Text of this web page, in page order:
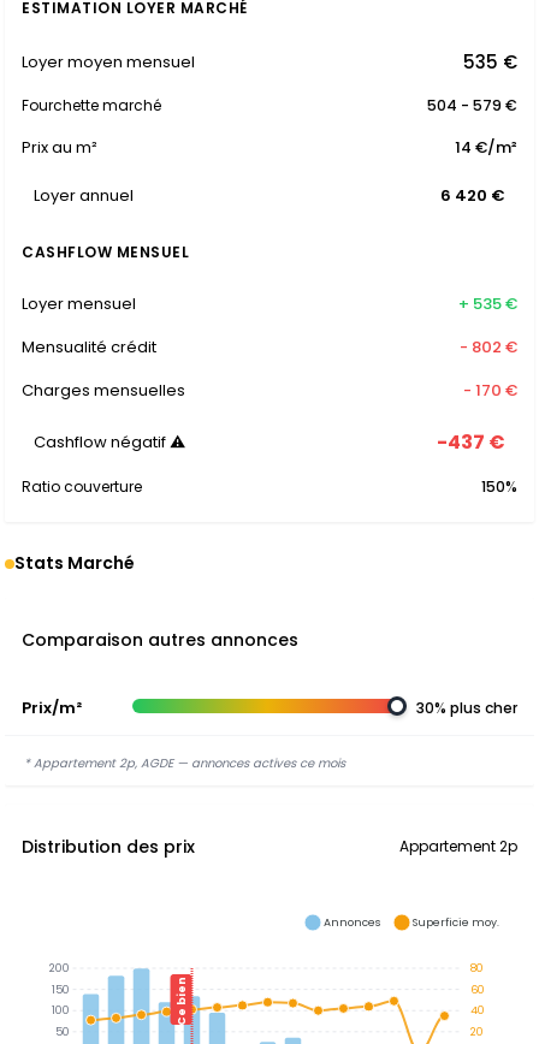
ESTIMATION LOYER MARCHÉ
Loyer moyen mensuel 535 €
Fourchette marché 504 - 579 €
Prix au m² 14 €/m²
Loyer annuel 6 420 €
CASHFLOW MENSUEL
Loyer mensuel
+ 535 €
Mensualité crédit
- 802 €
Charges mensuelles
- 170 €
Cashflow négatif ⚠ -437 €
Ratio couverture 150%
Stats Marché
Comparaison autres annonces
Prix/m² 30% plus cher
* Appartement 2p, AGDE — annonces actives ce mois
Distribution des prix Appartement 2p
Ce bien
80
60
40
20
200
150
100
50
Annonces Superficie moy.